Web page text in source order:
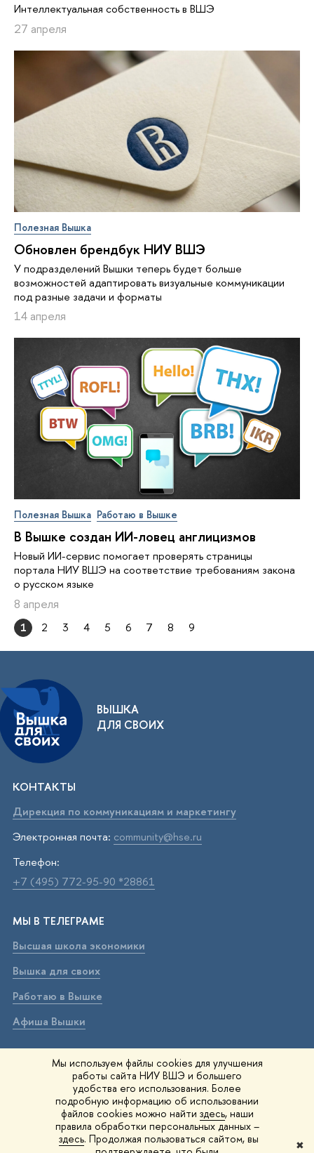
Мы используем файлы cookies для улучшения
работы сайта НИУ ВШЭ и большего
удобства его использования. Более
подробную информацию об использовании
файлов cookies можно найти здесь, наши
правила обработки персональных данных –
здесь. Продолжая пользоваться сайтом, вы
✖
Интеллектуальная собственность в ВШЭ
27 апреля
Полезная Вышка
Обновлен брендбук НИУ ВШЭ
У подразделений Вышки теперь будет больше
возможностей адаптировать визуальные коммуникации
под разные задачи и форматы
14 апреля
Полезная Вышка Работаю в Вышке
В Вышке создан ИИ-ловец англицизмов
Новый ИИ-сервис помогает проверять страницы
портала НИУ ВШЭ на соответствие требованиям закона
о русском языке
8 апреля
1 2 3 4 5 6 7 8 9
ВЫШКА
ДЛЯ СВОИХ
КОНТАКТЫ
Дирекция по коммуникациям и маркетингу
Электронная почта: community@hse.ru
Телефон:
+7 (495) 772-95-90 *28861
МЫ В ТЕЛЕГРАМЕ
Высшая школа экономики
Вышка для своих
Работаю в Вышке
Афиша Вышки
ВЫШКА В МАХ
Высшая школа экономики
Вышка для своих
Работаю в Вышке